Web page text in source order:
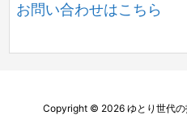
お問い合わせはこちら
Copyright © 2026 ゆとり世代